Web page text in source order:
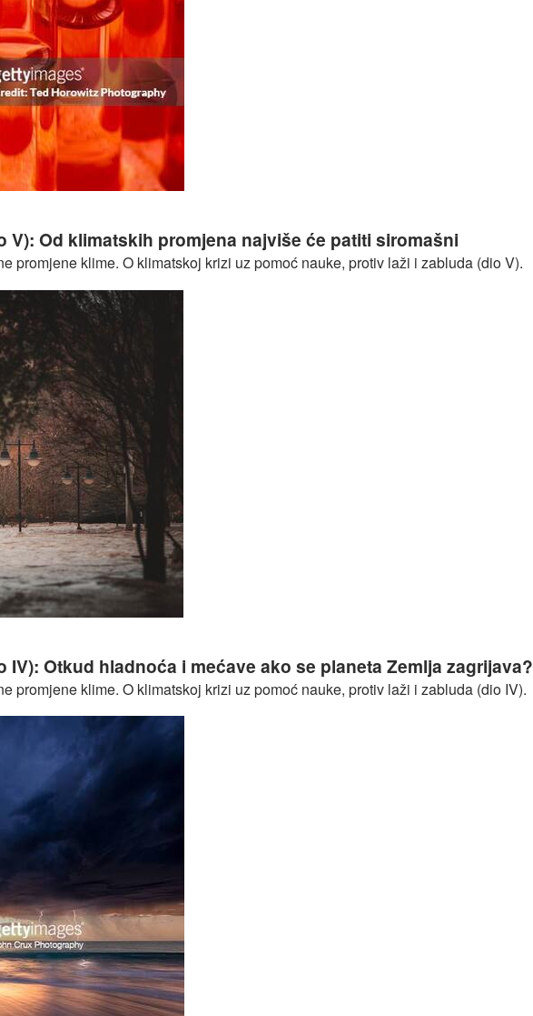
V): Od klimatskih promjena najviše će patiti siromašni
promjene klime. O klimatskoj krizi uz pomoć nauke, protiv laži i zabluda (dio V).
IV): Otkud hladnoća i mećave ako se planeta Zemlja zagrijava?
promjene klime. O klimatskoj krizi uz pomoć nauke, protiv laži i zabluda (dio IV).